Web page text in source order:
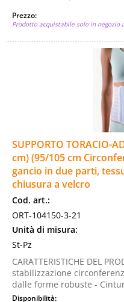
Prezzo:
Prodotto acquistabile solo in negozio a
SUPPORTO TORACIO-
cm) (95/105 cm
gancio in due parti,
chiusura a velcro
Cod. art.:
ORT-104150-3-21
Unità di misura:
St-Pz
CARATTERISTICHE DEL
stabilizzazione
dalle forme robuste -
Disponibilità: